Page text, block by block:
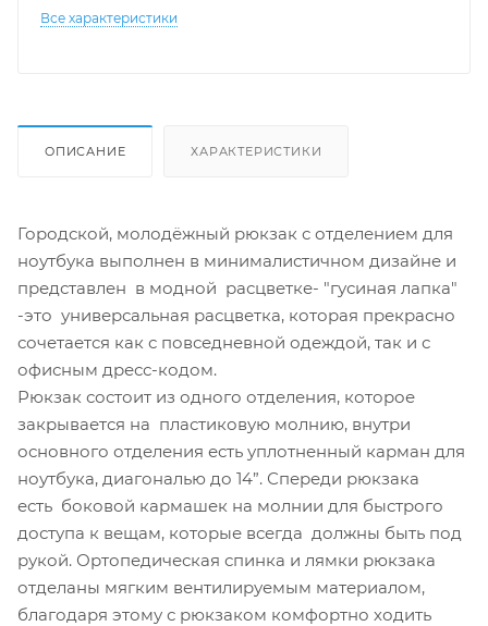
Все характеристики
ОПИСАНИЕ ХАРАКТЕРИСТИКИ
Городской, молодёжный рюкзак с отделением для
ноутбука выполнен в минималистичном дизайне и
представлен в модной расцветке- "гусиная лапка"
-это универсальная расцветка, которая прекрасно
сочетается как с повседневной одеждой, так и с
офисным дресс-кодом.
Рюкзак состоит из одного отделения, которое
закрывается на пластиковую молнию, внутри
основного отделения есть уплотненный карман для
ноутбука, диагональю до 14”. Спереди рюкзака
есть боковой кармашек на молнии для быстрого
доступа к вещам, которые всегда должны быть под
рукой. Ортопедическая спинка и лямки рюкзака
отделаны мягким вентилируемым материалом,
благодаря этому с рюкзаком комфортно ходить